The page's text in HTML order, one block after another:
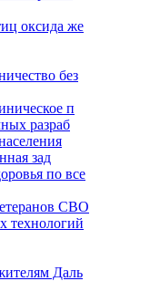
оксида же
без
п
разраб
зад
по все
СВО
технологий
Даль